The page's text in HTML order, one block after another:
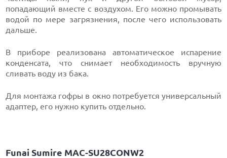
попадающий вместе с воздухом. Его можно промывать
водой по мере загрязнения, после чего использовать
дальше.
В приборе реализована автоматическое испарение
конденсата, что снимает необходимость вручную
сливать воду из бака.
Для монтажа гофры в окно потребуется универсальный
адаптер, его нужно купить отдельно.
Funai Sumire MAC-SU28CONW2